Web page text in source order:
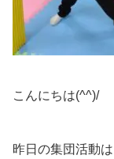
こんにちは(^^)/
昨日の集団活動は